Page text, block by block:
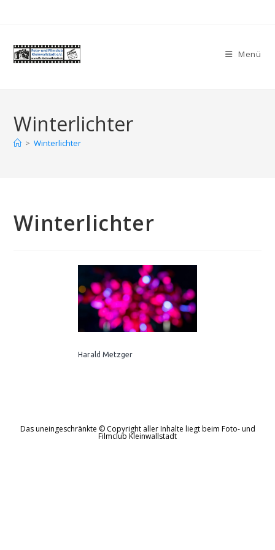
Menü
Winterlichter
> Winterlichter
Winterlichter
Harald Metzger
Das uneingeschränkte © Copyright aller Inhalte liegt beim Foto- und
Filmclub Kleinwallstadt